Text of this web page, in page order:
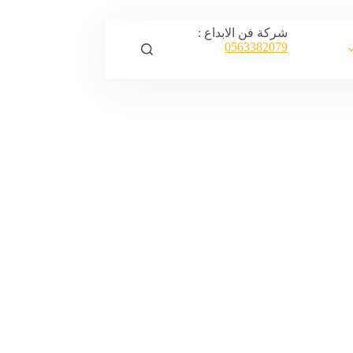
شركة فن الابداع :
0563382079